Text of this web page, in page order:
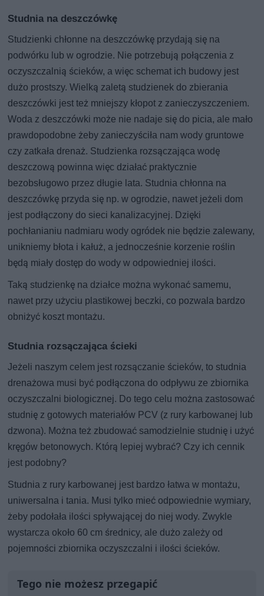
Studnia na deszczówkę
Studzienki chłonne na deszczówkę przydają się na
podwórku lub w ogrodzie. Nie potrzebują połączenia z
oczyszczalnią ścieków, a więc schemat ich budowy jest
dużo prostszy. Wielką zaletą studzienek do zbierania
deszczówki jest też mniejszy kłopot z zanieczyszczeniem.
Woda z deszczówki może nie nadaje się do picia, ale mało
prawdopodobne żeby zanieczyściła nam wody gruntowe
czy zatkała drenaż. Studzienka rozsączająca wodę
deszczową powinna więc działać praktycznie
bezobsługowo przez długie lata. Studnia chłonna na
deszczówkę przyda się np. w ogrodzie, nawet jeżeli dom
jest podłączony do sieci kanalizacyjnej. Dzięki
pochłanianiu nadmiaru wody ogródek nie będzie zalewany,
unikniemy błota i kałuż, a jednocześnie korzenie roślin
będą miały dostęp do wody w odpowiedniej ilości.
Taką studzienkę na działce można wykonać samemu,
nawet przy użyciu plastikowej beczki, co pozwala bardzo
obniżyć koszt montażu.
Studnia rozsączająca ścieki
Jeżeli naszym celem jest rozsączanie ścieków, to studnia
drenażowa musi być podłączona do odpływu ze zbiornika
oczyszczalni biologicznej. Do tego celu można zastosować
studnię z gotowych materiałów PCV (z rury karbowanej lub
dzwona). Można też zbudować samodzielnie studnię i użyć
kręgów betonowych. Którą lepiej wybrać? Czy ich cennik
jest podobny?
Studnia z rury karbowanej jest bardzo łatwa w montażu,
uniwersalna i tania. Musi tylko mieć odpowiednie wymiary,
żeby podołała ilości spływającej do niej wody. Zwykle
wystarcza około 60 cm średnicy, ale dużo zależy od
pojemności zbiornika oczyszczalni i ilości ścieków.
Tego nie możesz przegapić